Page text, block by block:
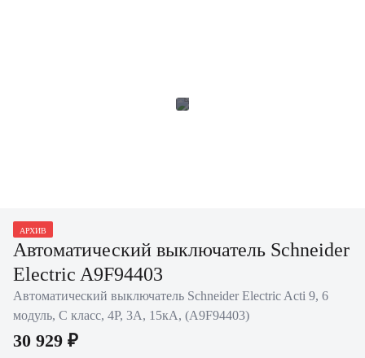
АРХИВ
Автоматический выключатель Schneider
Electric A9F94403
Автоматический выключатель Schneider Electric Acti 9, 6
модуль, C класс, 4P, 3А, 15кА, (A9F94403)
30 929 ₽